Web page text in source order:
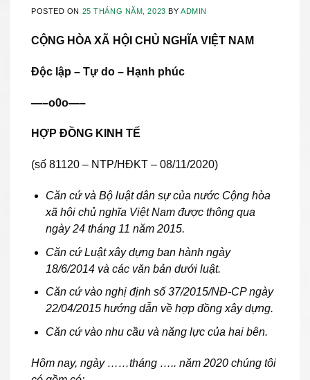
POSTED ON 25 THÁNG NĂM, 2023 BY ADMIN
CỘNG HÒA XÃ HỘI CHỦ NGHĨA VIỆT NAM
Độc lập – Tự do – Hạnh phúc
—–o0o—–
HỢP ĐỒNG KINH TẾ
(số 81120 – NTP/HĐKT – 08/11/2020)
Căn cứ và Bộ luật dân sự của nước Cộng hòa
xã hội chủ nghĩa Việt Nam được thông qua
ngày 24 tháng 11 năm 2015.
Căn cứ Luật xây dựng ban hành ngày
18/6/2014 và các văn bản dưới luật.
Căn cứ vào nghị định số 37/2015/NĐ-CP ngày
22/04/2015 hướng dẫn về hợp đồng xây dựng.
Căn cứ vào nhu cầu và năng lực của hai bên.
Hôm nay, ngày ……tháng ….. năm 2020 chúng tôi